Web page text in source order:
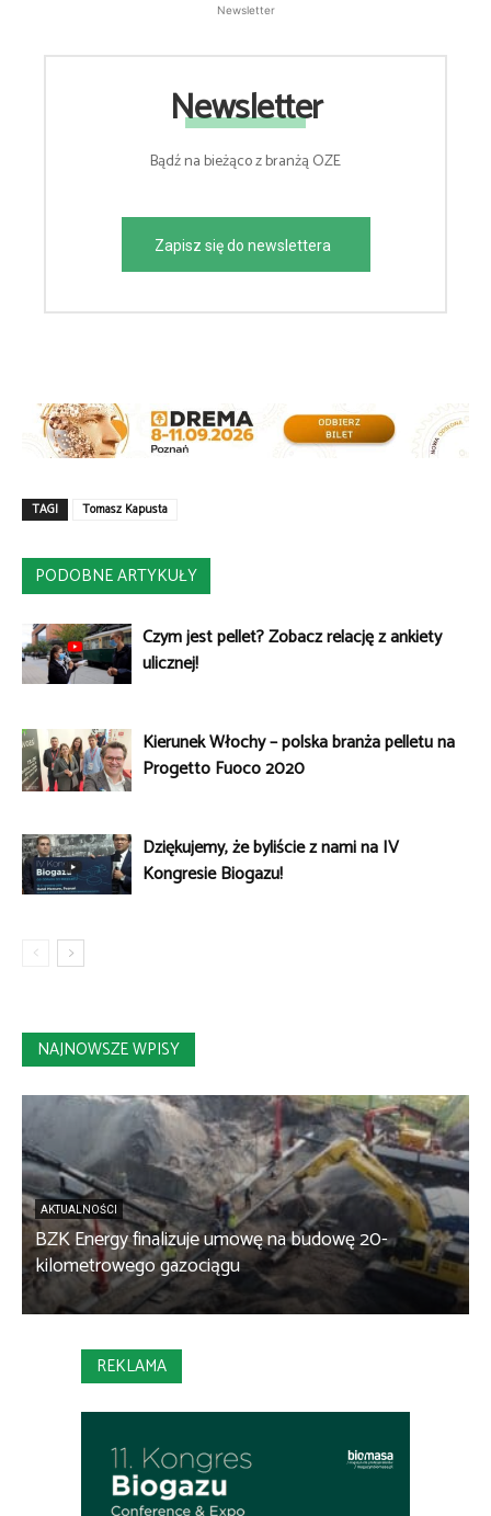
Newsletter
Newsletter
Bądź na bieżąco z branżą OZE
Zapisz się do newslettera
TAGI Tomasz Kapusta
PODOBNE ARTYKUŁY
Czym jest pellet? Zobacz relację z ankiety
ulicznej!
Kierunek Włochy – polska branża pelletu na
Progetto Fuoco 2020
Dziękujemy, że byliście z nami na IV
Kongresie Biogazu!
NAJNOWSZE WPISY
AKTUALNOŚCI
BZK Energy finalizuje umowę na budowę 20-
kilometrowego gazociągu
REKLAMA